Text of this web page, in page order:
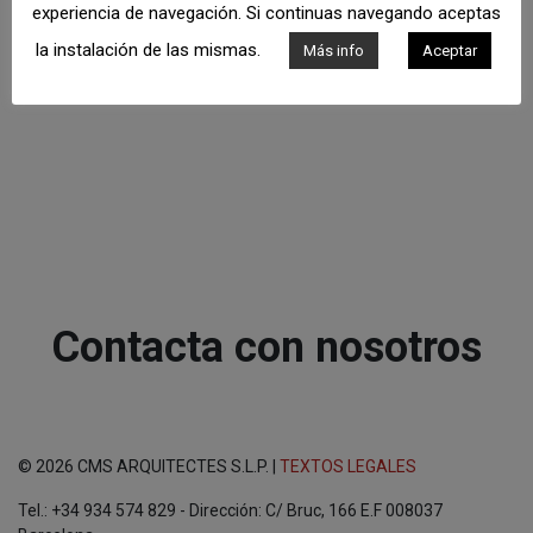
Contacta con nosotros
© 2026 CMS ARQUITECTES S.L.P. | TEXTOS LEGALES
Tel.: +34 934 574 829 - Dirección: C/ Bruc, 166 E.F 008037
experiencia de navegación. Si continuas navegando aceptas
la instalación de las mismas.
Más info Aceptar